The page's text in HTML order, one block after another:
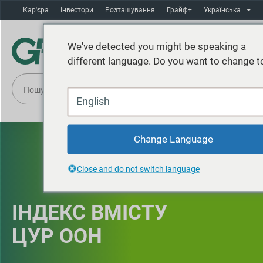
Кар'єра Інвестори Розташування Грайф+ Українська
ІНДЕКС ВМІСТУ
ЦУР ООН
We've detected you might be speaking a
different language. Do you want to change
English
Change Language
Close and do not switch language